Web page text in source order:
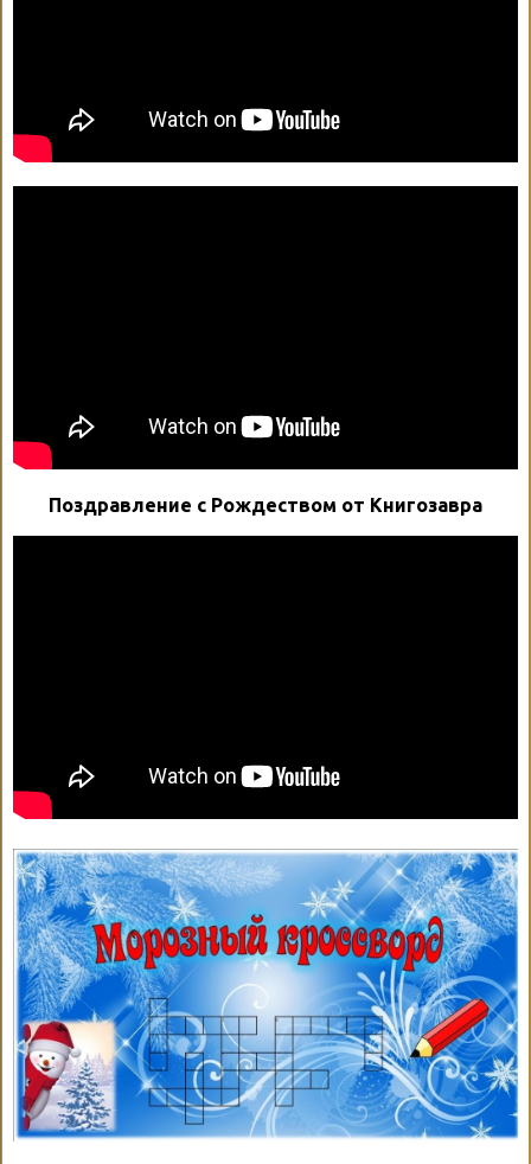
Поздравление с Рождеством от Книгозавра